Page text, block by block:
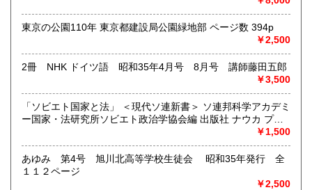
出張費は無料です。旧家、蔵のあるお宅、昭和40年以前の古
いお宅の買取は、遠方でも大歓迎です。
取り扱い分野
社会科学、美術工芸、古典籍、近代文献、外国書
坂市梅の園茶店）奈良此園（信州中野町 西澤茶舗）美泉瀧
（信州長野市新町 茶間屋美濃久商店）瀧の音（信濃吉田本
東京の公園110年 東京都建設局公園緑地部 ページ数 394p
￥2,500
2冊 NHK ドイツ語 昭和35年4月号 8月号 講師藤田五郎
￥3,500
「ソビエト国家と法」 ＜現代ソ連新書＞ ソ連邦科学アカデミ
ー国家・法研究所ソビエト政治学協会編 出版社 ナウカ プロ
￥1,500
あゆみ 第4号 旭川北高等学校生徒会 昭和35年発行 全
１１２ページ
￥2,500